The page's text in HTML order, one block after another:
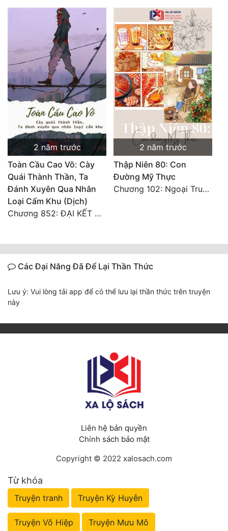
2 năm trước
Toàn Cầu Cao Võ: Cày
Quái Thành Thần, Ta
Đánh Xuyên Qua Nhân
Loại Cấm Khu (Dịch)
Chương 852: ĐẠI KẾT CỤC - Cân Bằng Vũ Trụ, Sáng Thế Thần Giang Hàn
2 năm trước
Thập Niên 80: Con
Đường Mỹ Thực
Chương 102: Ngoại Truyện (2)
Các Đại Năng Đã Để Lại Thần Thức
Lưu ý: Vui lòng tải app để có thể lưu lại thần thức trên truyện
này
Liên hệ bản quyền
Chính sách bảo mật
Copyright © 2022 xalosach.com
Từ khóa
Truyện tranh Truyện Kỳ Huyễn
Truyện Võ Hiệp Truyện Mưu Mô